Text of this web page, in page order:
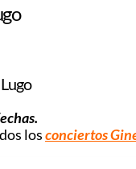
.
losconciertos